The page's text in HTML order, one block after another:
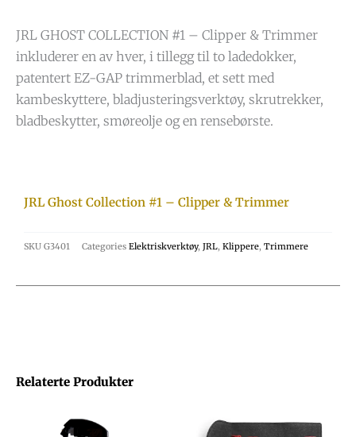
JRL GHOST COLLECTION #1 – Clipper & Trimmer
inkluderer en av hver, i tillegg til to ladedokker,
patentert EZ-GAP trimmerblad, et sett med
kambeskyttere, bladjusteringsverktøy, skrutrekker,
bladbeskytter, smøreolje og en rensebørste.
Relaterte Produkter
JRL Ghost Collection #1 – Clipper & Trimmer
SKU G3401 Categories Elektriskverktøy, JRL, Klippere, Trimmere